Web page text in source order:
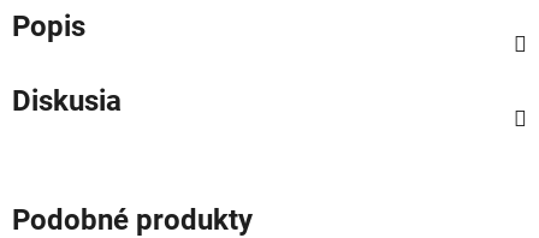
Popis
Diskusia
Podobné produkty